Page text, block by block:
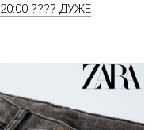
20:00 ???? ДУЖЕ